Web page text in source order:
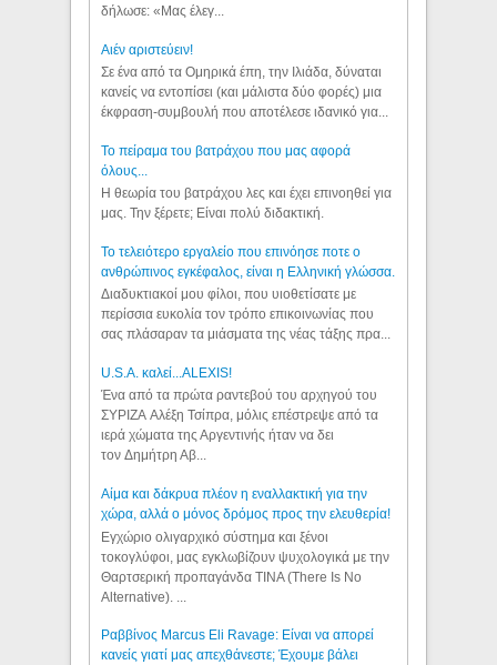
δήλωσε: «Μας έλεγ...
Aιέν αριστεύειν!
Σε ένα από τα Ομηρικά έπη, την Ιλιάδα, δύναται
κανείς να εντοπίσει (και μάλιστα δύο φορές) μια
έκφραση-συμβουλή που αποτέλεσε ιδανικό για...
Το πείραμα του βατράχου που μας αφορά
όλους...
Η θεωρία του βατράχου λες και έχει επινοηθεί για
μας. Την ξέρετε; Είναι πολύ διδακτική.
Το τελειότερο εργαλείο που επινόησε ποτε ο
ανθρώπινος εγκέφαλος, είναι η Ελληνική γλώσσα.
Διαδυκτιακοί μου φίλοι, που υιοθετίσατε με
περίσσια ευκολία τον τρόπο επικοινωνίας που
σας πλάσαραν τα μιάσματα της νέας τάξης πρα...
U.S.A. καλεί...ALEXIS!
Ένα από τα πρώτα ραντεβού του αρχηγού του
ΣΥΡΙΖΑ Αλέξη Τσίπρα, μόλις επέστρεψε από τα
ιερά χώματα της Αργεντινής ήταν να δει
τον Δημήτρη Αβ...
Αίμα και δάκρυα πλέον η εναλλακτική για την
χώρα, αλλά ο μόνος δρόμος προς την ελευθερία!
Εγχώριο ολιγαρχικό σύστημα και ξένοι
τοκογλύφοι, μας εγκλωβίζουν ψυχολογικά με την
Θαρτσερική προπαγάνδα TINA (There Is No
Alternative). ...
Ραββίνος Marcus Eli Ravage: Είναι να απορεί
κανείς γιατί μας απεχθάνεστε; Έχουμε βάλει